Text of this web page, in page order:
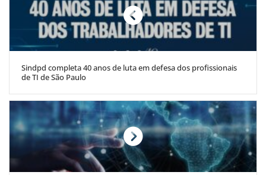
Sindpd completa 40 anos de luta em defesa dos profissionais
de TI de São Paulo